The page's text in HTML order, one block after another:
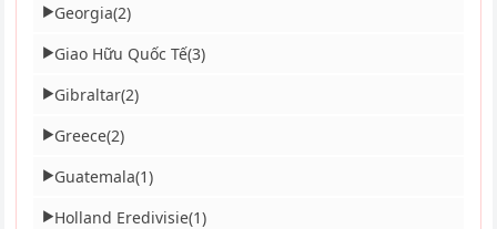
▶Georgia(2)
▶Giao Hữu Quốc Tế(3)
▶Gibraltar(2)
▶Greece(2)
▶Guatemala(1)
▶Holland Eredivisie(1)